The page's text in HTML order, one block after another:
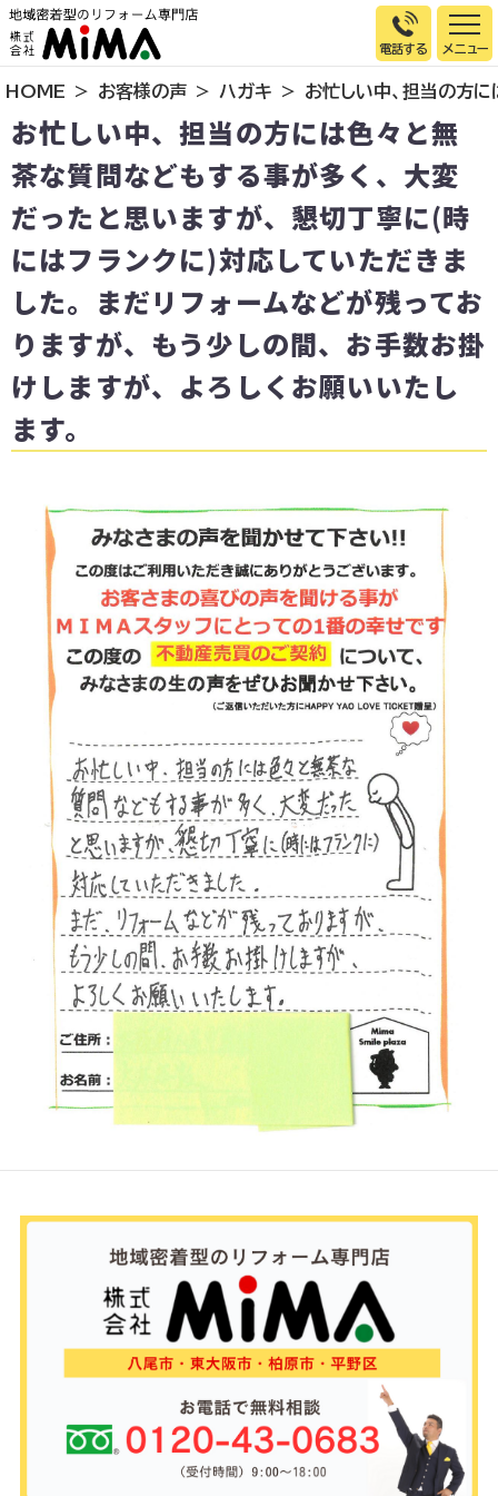
電話する
トップページ
選ばれる理由
施工事例
お客様の声
イベント情報
店舗＆モデルハウス紹介
スタッフ紹介
リフォームの流れ
お知らせ
HOME お客様の声 ハガキ お忙しい中、担当の方
お忙しい中、担当の方には色々と無
茶な質問などもする事が多く、大変
だったと思いますが、懇切丁寧に(時
にはフランクに)対応していただきま
した。まだリフォームなどが残ってお
りますが、もう少しの間、お手数お掛
けしますが、よろしくお願いいたし
ます。